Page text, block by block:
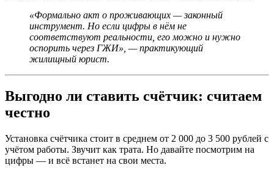
«Формально акт о проживающих — законный
инструмент. Но если цифры в нём не
соответствуют реальности, его можно и нужно
оспорить через ГЖИ», — практикующий
жилищный юрист.
Выгодно ли ставить счётчик: считаем
честно
Установка счётчика стоит в среднем от 2 000 до 3 500 рублей с
учётом работы. Звучит как трата. Но давайте посмотрим на
цифры — и всё встанет на свои места.